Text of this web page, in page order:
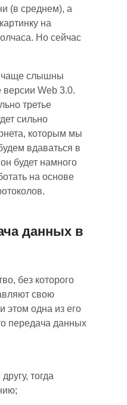
и (в среднем), а
на
Но сейчас
чаще слышны
версии Web 3.0.
третье
сильно
которым мы
вдаваться в
будет намного
на основе
данных в
без которого
свою
этом одна из его
передача данных
тогда